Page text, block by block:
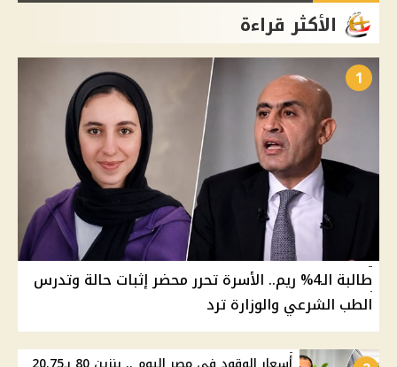
الأكثر قراءة
1
طالبة الـ4% ريم.. الأسرة تحرر محضر إثبات حالة وتدرس
الطب الشرعي والوزارة ترد